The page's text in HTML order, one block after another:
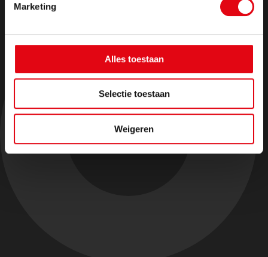
Marketing
Alles toestaan
Selectie toestaan
Weigeren